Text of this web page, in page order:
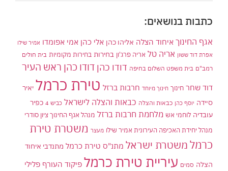
כתבות בנושאים:
אגף החינוך איחוד הצלה אליהו כהן אלי כהן אמי אפומדו אמיר שילו
אפרת דוד ששון אריה טל אריה פרג'ון בחירות בחירות מקומיות בית חולים
רמב"ם בית משפט השלום בחיפה דודו כהן דודו כהן ראש העיר
דוד שחר חינוך חינוך מיוחד חרבות ברזל טירת כרמל יאיר
סיידה יוסף כהן כבאות והצלה כבאות והצלה לישראל כביש 4
כפיר
עובדיה לוחמי אש מלחמת חרבות ברזל מנהל אגף החינוך ציון סודרי
מנהל יחידת האכיפה העירונית אמיר שילו מעצר משטרת טירת
כרמלמשטרת ישראל מתנ"ס טירת כרמל מתנדבי איחוד
הצלה סמים עיריית טירת כרמל פיקוד העורף פלילי